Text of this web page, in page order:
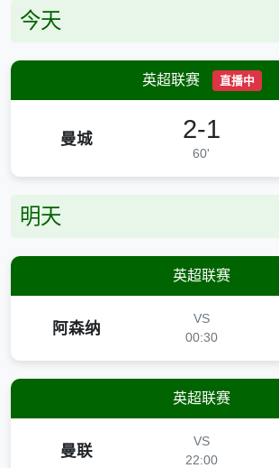
今天
英超联赛 直播中
曼城 2-1
60'
明天
英超联赛
阿森纳
VS
00:30
英超联赛
曼联
VS
22:00